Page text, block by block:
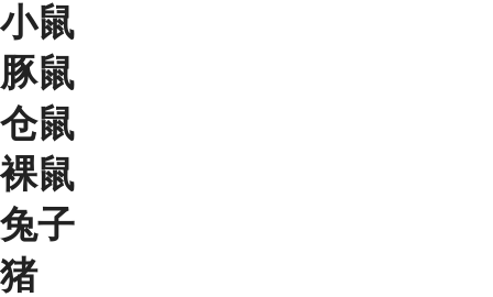
小鼠
豚鼠
仓鼠
裸鼠
兔子
猪